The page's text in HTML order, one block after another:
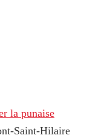
la punaise